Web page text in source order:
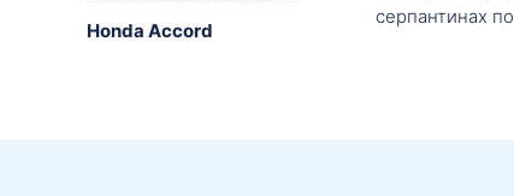
Honda Accord
серпантинах